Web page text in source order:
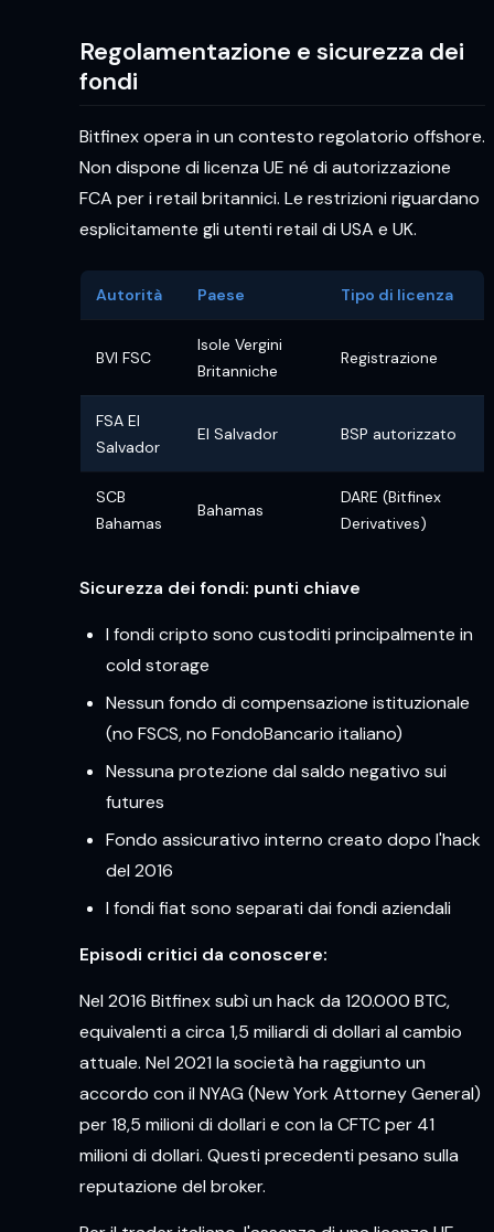
Regolamentazione e sicurezza dei
fondi
Bitfinex opera in un contesto regolatorio offshore.
Non dispone di licenza UE né di autorizzazione
FCA per i retail britannici. Le restrizioni riguardano
esplicitamente gli utenti retail di USA e UK.
Autorità Paese Tipo di licenza
BVI FSC
Isole Vergini
Britanniche
Registrazione
FSA El
Salvador
El Salvador BSP autorizzato
SCB
Bahamas
Bahamas
DARE (Bitfinex
Derivatives)
Sicurezza dei fondi: punti chiave
I fondi cripto sono custoditi principalmente in
cold storage
Nessun fondo di compensazione istituzionale
(no FSCS, no FondoBancario italiano)
Nessuna protezione dal saldo negativo sui
futures
Fondo assicurativo interno creato dopo l'hack
del 2016
I fondi fiat sono separati dai fondi aziendali
Episodi critici da conoscere:
Nel 2016 Bitfinex subì un hack da 120.000 BTC,
equivalenti a circa 1,5 miliardi di dollari al cambio
attuale. Nel 2021 la società ha raggiunto un
accordo con il NYAG (New York Attorney General)
per 18,5 milioni di dollari e con la CFTC per 41
milioni di dollari. Questi precedenti pesano sulla
reputazione del broker.